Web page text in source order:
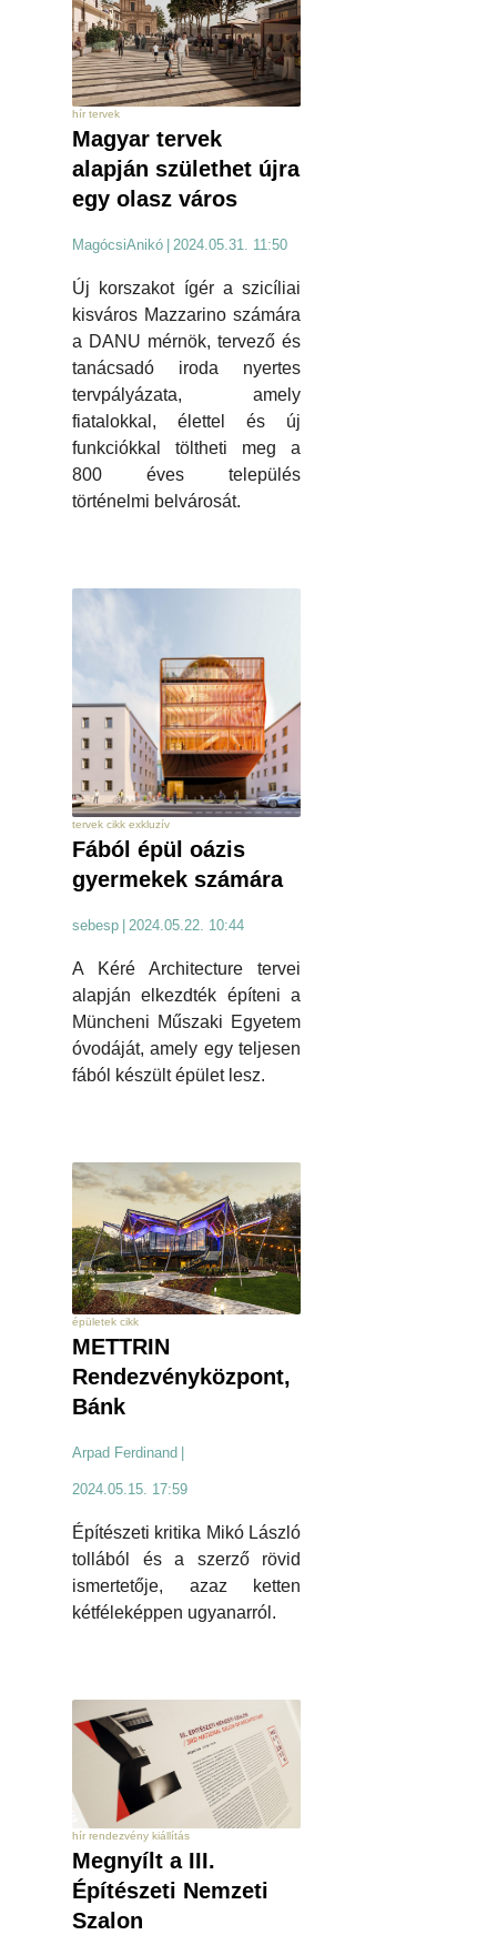
hír tervek
Magyar tervek
alapján születhet újra
egy olasz város
MagócsiAnikó | 2024.05.31. 11:50
Új korszakot ígér a szicíliai
kisváros Mazzarino számára
a DANU mérnök, tervező és
tanácsadó iroda nyertes
tervpályázata, amely
fiatalokkal, élettel és új
funkciókkal töltheti meg a
800 éves település
történelmi belvárosát.
tervek cikk exkluzív
Fából épül oázis
gyermekek számára
sebesp | 2024.05.22. 10:44
A Kéré Architecture tervei
alapján elkezdték építeni a
Müncheni Műszaki Egyetem
óvodáját, amely egy teljesen
fából készült épület lesz.
épületek cikk
METTRIN
Rendezvényközpont,
Bánk
Arpad Ferdinand
2024.05.15. 17:59
Építészeti kritika Mikó László
tollából és a szerző rövid
ismertetője, azaz ketten
kétféleképpen ugyanarról.
hír rendezvény kiállítás
Megnyílt a III.
Építészeti Nemzeti
Szalon